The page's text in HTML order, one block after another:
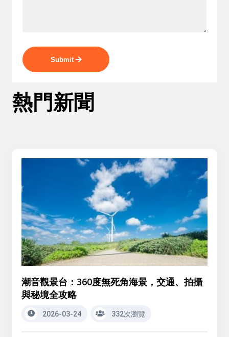
Submit
熱門新聞
潮音觀景台：360度無死角海景，交通、拍攝
與秘境全攻略
2026-03-24 332次瀏覽